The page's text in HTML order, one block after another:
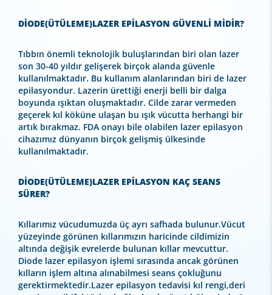
DİODE(ÜTÜLEME)LAZER EPİLASYON GÜVENLİ MİDİR?
Tıbbın önemli teknolojik buluşlarından biri olan lazer
son 30-40 yıldır gelişerek birçok alanda güvenle
kullanılmaktadır. Bu kullanım alanlarından biri de lazer
epilasyondur. Lazerin ürettiği enerji belli bir dalga
boyunda ışıktan oluşmaktadır. Cilde zarar vermeden
geçerek kıl köküne ulaşan bu ışık vücutta herhangi bir
artık bırakmaz. FDA onayı bile olabilen lazer epilasyon
cihazımız dünyanın birçok gelişmiş ülkesinde
kullanılmaktadır.
DİODE(ÜTÜLEME)LAZER EPİLASYON KAÇ SEANS
SÜRER?
Kıllarımız vücudumuzda üç ayrı safhada bulunur.Vücut
yüzeyinde görünen kıllarımızın haricinde cildimizin
altında değişik evrelerde bulunan kıllar mevcuttur.
Diode lazer epilasyon işlemi sırasında ancak görünen
kılların işlem altına alınabilmesi seans çokluğunu
gerektirmektedir.Lazer epilasyon tedavisi kıl rengi,deri